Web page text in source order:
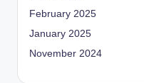
February 2025
January 2025
November 2024